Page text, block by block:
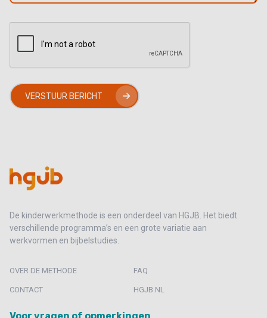
VERSTUUR BERICHT
De kinderwerkmethode is een onderdeel van HGJB. Het biedt
verschillende programma’s en een grote variatie aan
werkvormen en bijbelstudies.
OVER DE METHODE FAQ
CONTACT HGJB.NL